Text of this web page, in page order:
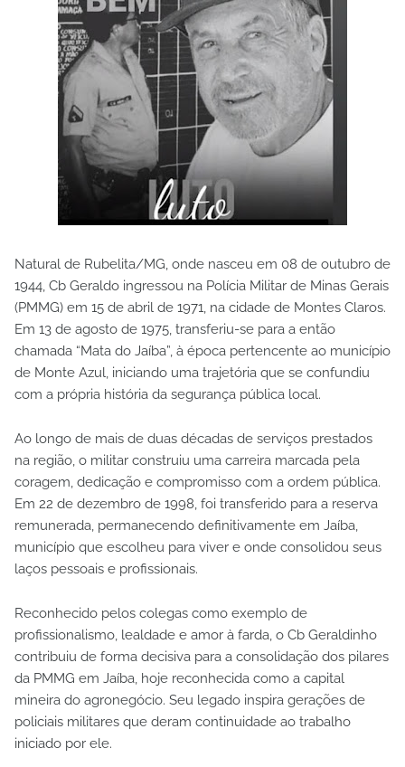
Natural de Rubelita/MG, onde nasceu em 08 de outubro de
1944, Cb Geraldo ingressou na Polícia Militar de Minas Gerais
(PMMG) em 15 de abril de 1971, na cidade de Montes Claros.
Em 13 de agosto de 1975, transferiu-se para a então
chamada “Mata do Jaíba”, à época pertencente ao município
de Monte Azul, iniciando uma trajetória que se confundiu
com a própria história da segurança pública local.
Ao longo de mais de duas décadas de serviços prestados
na região, o militar construiu uma carreira marcada pela
coragem, dedicação e compromisso com a ordem pública.
Em 22 de dezembro de 1998, foi transferido para a reserva
remunerada, permanecendo definitivamente em Jaíba,
município que escolheu para viver e onde consolidou seus
laços pessoais e profissionais.
Reconhecido pelos colegas como exemplo de
profissionalismo, lealdade e amor à farda, o Cb Geraldinho
contribuiu de forma decisiva para a consolidação dos pilares
da PMMG em Jaíba, hoje reconhecida como a capital
mineira do agronegócio. Seu legado inspira gerações de
policiais militares que deram continuidade ao trabalho
iniciado por ele.